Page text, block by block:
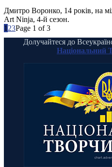
Дмитро Воронко, 14 років, на
Art Ninja, 4-й сезон.
1 23Page 1 of 3
Долучайтеся до
Національний